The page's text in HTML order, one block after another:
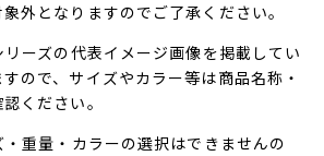
外となりますのでご了承ください。
ーズの代表イメージ画像を掲載してい
ので、サイズやカラー等は商品名称・
ください。
重量・カラーの選択はできませんの